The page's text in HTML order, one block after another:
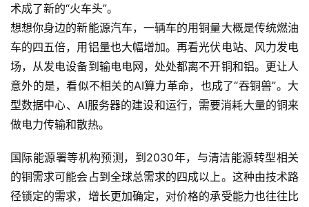
营
记
录
经
验
教
程
软
件
应
术成了新的“火车头”。
想想你身边的新能源汽车，一辆车的用铜量大概是传统燃油
车的四五倍，用铝量也大幅增加。再看光伏电站、风力发电
场，从发电设备到输电电网，处处都离不开铜和铝。更让人
意外的是，看似不相关的AI算力革命，也成了“吞铜兽”。大
型数据中心、AI服务器的建设和运行，需要消耗大量的铜来
做电力传输和散热。
国际能源署等机构预测，到2030年，与清洁能源转型相关
的铜需求可能会占到全球总需求的四成以上。这种由技术路
径锁定的需求，增长更加确定，对价格的承受能力也往往比